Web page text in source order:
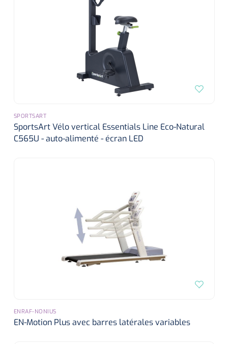
SPORTSART
SportsArt Vélo vertical Essentials Line Eco-Natural
C565U - auto-alimenté - écran LED
ENRAF-NONIUS
EN-Motion Plus avec barres latérales variables